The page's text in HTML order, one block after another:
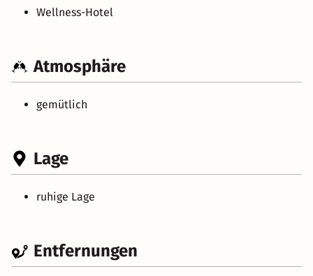
Wellness-Hotel
Atmosphäre
gemütlich
Lage
ruhige Lage
Entfernungen